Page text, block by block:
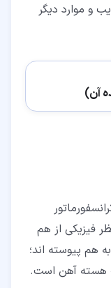
و موارد دیگر
فیزیکی از هم
هم پیوسته اند؛
هسته آهن است.